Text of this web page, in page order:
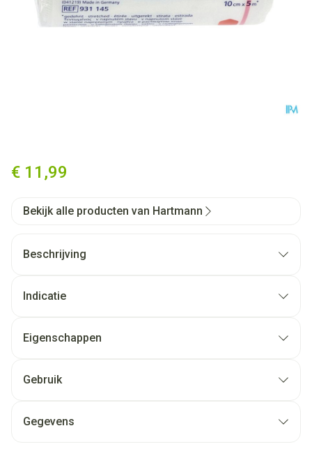
€ 11,99
Bekijk alle producten van Hartmann
Beschrijving
Indicatie
Eigenschappen
Gebruik
Gegevens